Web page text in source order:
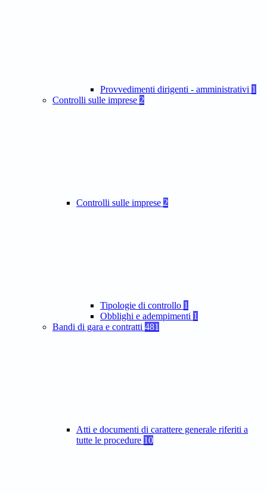
Provvedimenti dirigenti - amministrativi 1
Controlli sulle imprese 2
Controlli sulle imprese 2
Tipologie di controllo 1
Obblighi e adempimenti 1
Bandi di gara e contratti 481
Atti e documenti di carattere generale riferiti a
tutte le procedure 10